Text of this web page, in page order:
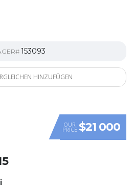
153093
HINZUFÜGEN
OUR
PRICE $21 000